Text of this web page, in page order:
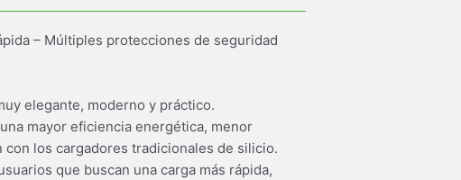
– Múltiples protecciones de seguridad
elegante, moderno y práctico.
mayor eficiencia energética, menor
los cargadores tradicionales de silicio.
que buscan una carga más rápida,